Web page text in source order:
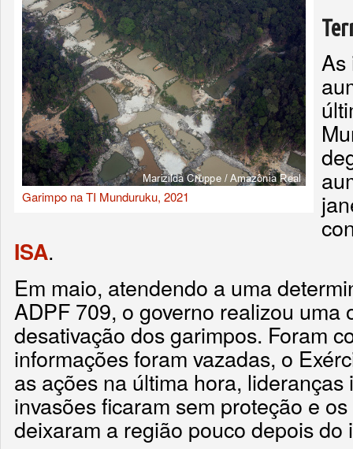
Garimpo na TI Munduruku, 2021
As
ISA.
Em maio, atendendo a uma
ADPF 709, o governo realizou uma
desativação dos garimpos. Foram
informações foram vazadas, o
as ações na última hora,
invasões ficaram sem proteção e
deixaram a região pouco depois do